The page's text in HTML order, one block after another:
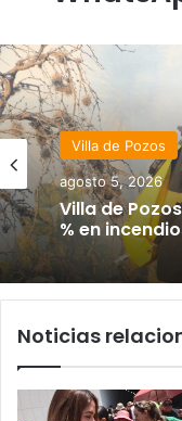
Villa de Pozos
agosto 5, 2026
Villa de
% en
Noticias